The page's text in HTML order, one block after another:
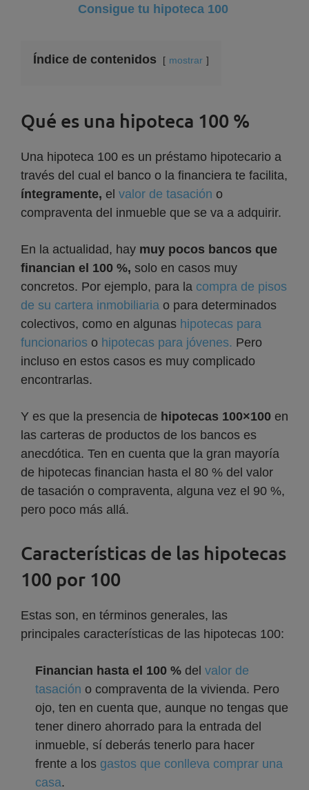
Consigue tu hipoteca 100
Índice de contenidos mostrar
Qué es una hipoteca 100 %
Una hipoteca 100 es un préstamo hipotecario a
través del cual el banco o la financiera te facilita,
íntegramente, el valor de tasación o
compraventa del inmueble que se va a adquirir.
En la actualidad, hay muy pocos bancos que
financian el 100 %, solo en casos muy
concretos. Por ejemplo, para la compra de pisos
de su cartera inmobiliaria o para determinados
colectivos, como en algunas hipotecas para
funcionarios o hipotecas para jóvenes. Pero
incluso en estos casos es muy complicado
encontrarlas.
Y es que la presencia de hipotecas 100×100 en
las carteras de productos de los bancos es
anecdótica. Ten en cuenta que la gran mayoría
de hipotecas financian hasta el 80 % del valor
de tasación o compraventa, alguna vez el 90 %,
pero poco más allá.
Características de las hipotecas
100 por 100
Estas son, en términos generales, las
principales características de las hipotecas 100:
Financian hasta el 100 % del valor de
tasación o compraventa de la vivienda. Pero
ojo, ten en cuenta que, aunque no tengas que
tener dinero ahorrado para la entrada del
inmueble, sí deberás tenerlo para hacer
frente a los gastos que conlleva comprar una
casa.